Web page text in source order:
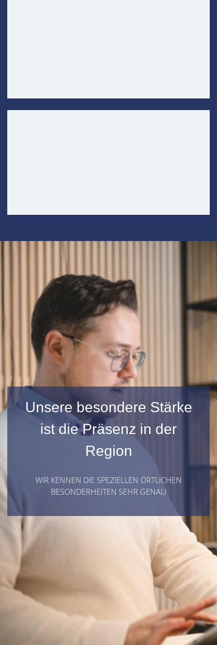
Unsere besondere Stärke
ist die Präsenz in der
Region
WIR KENNEN DIE SPEZIELLEN ÖRTLICHEN
BESONDERHEITEN SEHR GENAU